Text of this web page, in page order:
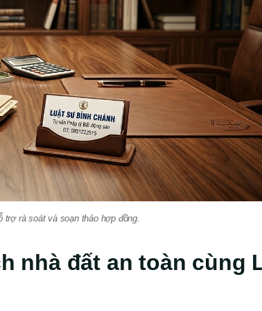
rà soát và soạn thảo hợp đồng.
nhà đất an toàn cùng